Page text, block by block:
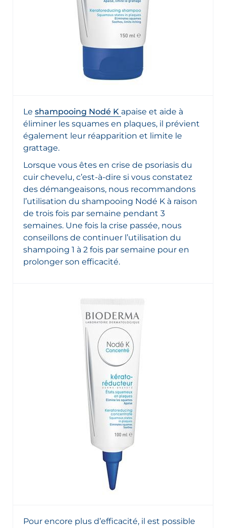
Le shampooing Nodé K apaise et aide à
éliminer les squames en plaques, il prévient
également leur réapparition et limite le
grattage.
Lorsque vous êtes en crise de psoriasis du
cuir chevelu, c’est-à-dire si vous constatez
des démangeaisons, nous recommandons
l’utilisation du shampooing Nodé K à raison
de trois fois par semaine pendant 3
semaines. Une fois la crise passée, nous
conseillons de continuer l’utilisation du
shampoing 1 à 2 fois par semaine pour en
prolonger son efficacité.
Pour encore plus d’efficacité, il est possible